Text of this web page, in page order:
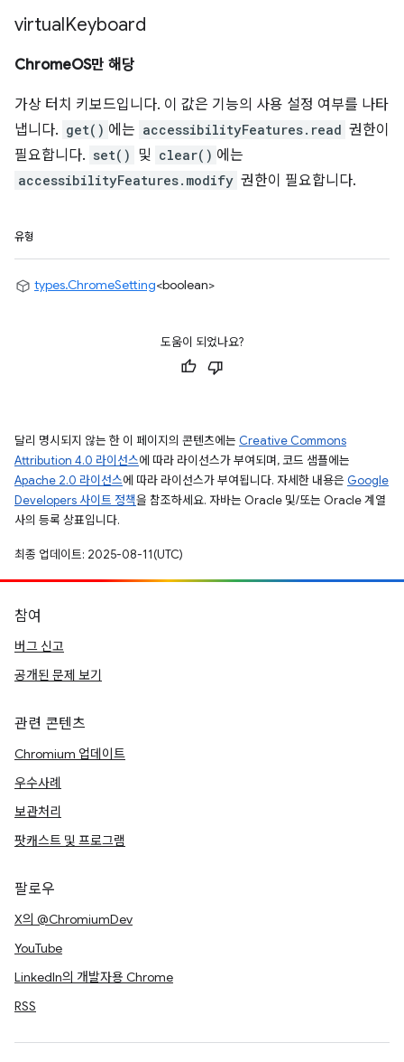
virtualKeyboard
ChromeOS만 해당
가상 터치 키보드입니다. 이 값은 기능의 사용 설정 여부를 나타
냅니다. get() 에는 accessibilityFeatures.read 권한이
필요합니다. set() 및 clear() 에는
accessibilityFeatures.modify 권한이 필요합니다.
유형
types.ChromeSetting<boolean>
도움이 되었나요?
달리 명시되지 않는 한 이 페이지의 콘텐츠에는 Creative Commons
Attribution 4.0 라이선스에 따라 라이선스가 부여되며, 코드 샘플에는
Apache 2.0 라이선스에 따라 라이선스가 부여됩니다. 자세한 내용은 Google
Developers 사이트 정책을 참조하세요. 자바는 Oracle 및/또는 Oracle 계열
사의 등록 상표입니다.
최종 업데이트: 2025-08-11(UTC)
참여
버그 신고
공개된 문제 보기
관련 콘텐츠
Chromium 업데이트
우수사례
보관처리
팟캐스트 및 프로그램
팔로우
X의 @ChromiumDev
YouTube
LinkedIn의 개발자용 Chrome
RSS